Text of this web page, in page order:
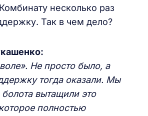
несколько раз
Так в чем дело?
Не просто было, а
тогда оказали. Мы
болота вытащили это
полностью